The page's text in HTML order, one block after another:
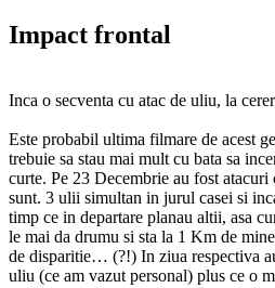
Impact frontal
Inca o secventa cu atac de uliu, la
Este probabil ultima filmare de acest
trebuie sa stau mai mult cu bata sa
curte. Pe 23 Decembrie au fost
sunt. 3 ulii simultan in jurul casei si
timp ce in departare planau altii, asa
le mai da drumu si sta la 1 Km de
de disparitie… (?!) In ziua respectiva
uliu (ce am vazut personal) plus ce o